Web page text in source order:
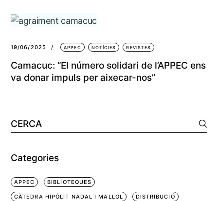
19/06/2025 APPEC NOTÍCIES REVISTES
Camacuc: “El número solidari de l’APPEC ens
va donar impuls per aixecar-nos”
Cerca:
Categories
APPEC BIBLIOTEQUES
CÀTEDRA HIPÒLIT NADAL I MALLOL DISTRIBUCIÓ